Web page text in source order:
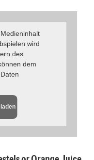
wird
des
dem
laden